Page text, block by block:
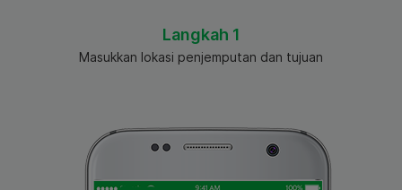
Langkah 1
Masukkan lokasi penjemputan dan tujuan